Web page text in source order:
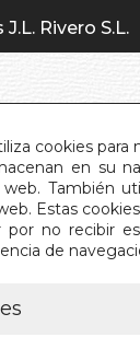
cookies para
en su
web. También
Estas
no recibir
de
Rivero S.L.